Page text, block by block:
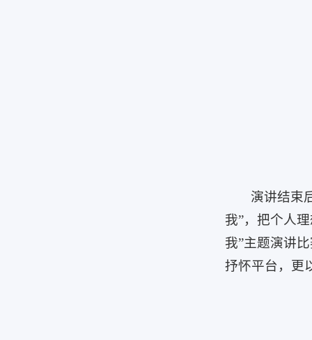
演讲结束
我”，把个人
我”主题演讲
抒怀平台，更